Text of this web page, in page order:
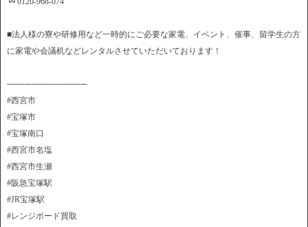
■法人様の寮や研修用など一時的にご必要な家電、イベント、催事、留学生の方
に家電や会議机などレンタルさせていただいております！
─────────────
#西宮市
#宝塚市
#宝塚南口
#西宮市名塩
#西宮市生瀬
#阪急宝塚駅
#JR宝塚駅
#レンジボード買取